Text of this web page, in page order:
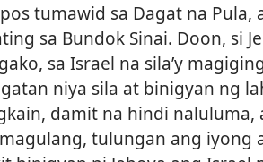
tumawid sa Dagat na Pula,
sa Bundok Sinai. Doon, si
sa Israel na sila’y
niya sila at binigyan ng
damit na hindi naluluma,
tulungan ang iyong